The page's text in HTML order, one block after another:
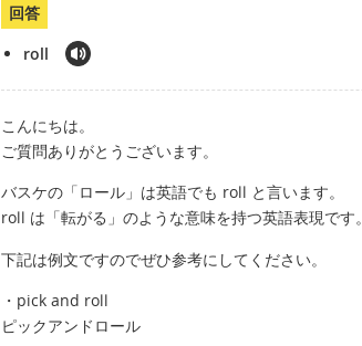
回答
roll
こんにちは。
ご質問ありがとうございます。
バスケの「ロール」は英語でも roll と言います。
roll は「転がる」のような意味を持つ英語表現です。
下記は例文ですのでぜひ参考にしてください。
・pick and roll
ピックアンドロール